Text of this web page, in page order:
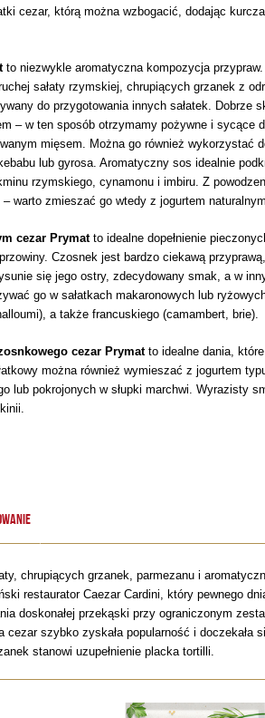
cezar, którą można wzbogacić, dodając
to niezwykle aromatyczna kompozycja przypraw.
sałaty rzymskiej, chrupiących grzanek z
do przygotowania innych sałatek. Dobrze
– w ten sposób otrzymamy pożywne i sycące
mięsem. Można go również wykorzystać
lub gyrosa. Aromatyczny sos idealnie
rzymskiego, cynamonu i imbiru. Z
warto zmieszać go wtedy z jogurtem
cezar Prymatto idealne dopełnienie
Czosnek jest bardzo ciekawą
się jego ostry, zdecydowany smak, a w
go w sałatkach makaronowych lub
a także francuskiego (camambert, brie).
cezar Prymatto idealne dania,
można również wymieszać z jogurtem
lub pokrojonych w słupki marchwi. Wyrazisty
chrupiących grzanek, parmezanu i
restaurator Caezar Cardini, który pewnego
doskonałej przekąski przy ograniczonym
cezar szybko zyskała popularność i doczekała
stanowi uzupełnienie placka tortilli.